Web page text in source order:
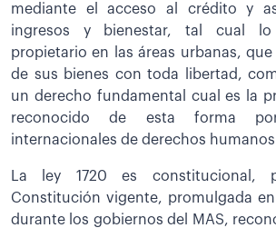
mediante el acceso al crédito y
ingresos y bienestar, tal cual lo
propietario en las áreas urbanas,
de sus bienes con toda libertad,
un derecho fundamental cual es la
reconocido de esta forma
internacionales de derechos
La ley 1720 es constitucional,
Constitución vigente, promulgada
durante los gobiernos del MAS,